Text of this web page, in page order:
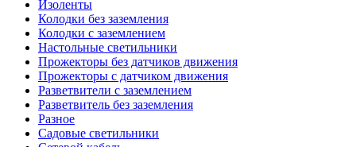
Изоленты
Колодки без заземления
Колодки с заземлением
Настольные светильники
Прожекторы без датчиков движения
Прожекторы с датчиком движения
Разветвители с заземлением
Разветвитель без заземления
Разное
Садовые светильники